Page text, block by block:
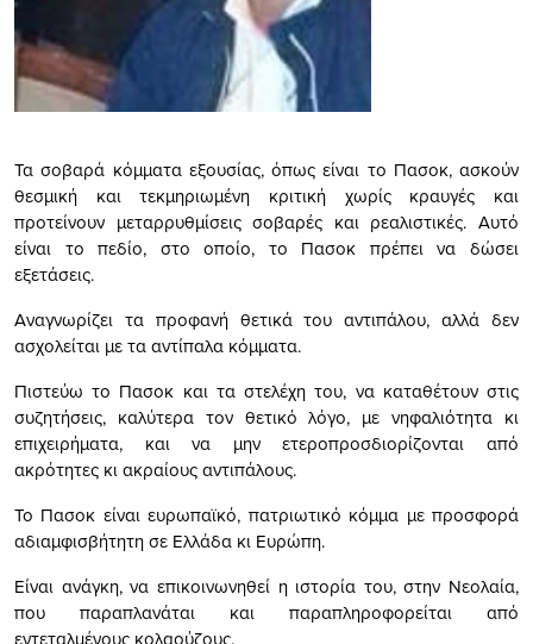
Τα σοβαρά κόμματα εξουσίας, όπως είναι το Πασοκ, ασκούν
θεσμική και τεκμηριωμένη κριτική χωρίς κραυγές και
προτείνουν μεταρρυθμίσεις σοβαρές και ρεαλιστικές. Αυτό
είναι το πεδίο, στο οποίο, το Πασοκ πρέπει να δώσει
εξετάσεις.
Αναγνωρίζει τα προφανή θετικά του αντιπάλου, αλλά δεν
ασχολείται με τα αντίπαλα κόμματα.
Πιστεύω το Πασοκ και τα στελέχη του, να καταθέτουν στις
συζητήσεις, καλύτερα τον θετικό λόγο, με νηφαλιότητα κι
επιχειρήματα, και να μην ετεροπροσδιορίζονται από
ακρότητες κι ακραίους αντιπάλους.
Το Πασοκ είναι ευρωπαϊκό, πατριωτικό κόμμα με προσφορά
αδιαμφισβήτητη σε Ελλάδα κι Ευρώπη.
Είναι ανάγκη, να επικοινωνηθεί η ιστορία του, στην Νεολαία,
που παραπλανάται και παραπληροφορείται από
εντεταλμένους κολαούζους.